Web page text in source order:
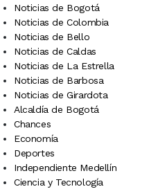
Noticias de Bogotá
Noticias de Colombia
Noticias de Bello
Noticias de Caldas
Noticias de La Estrella
Noticias de Barbosa
Noticias de Girardota
Alcaldía de Bogotá
Chances
Economía
Deportes
Independiente Medellín
Ciencia y Tecnología